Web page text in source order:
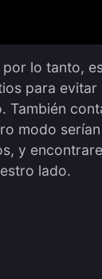
lo tanto,
para evitar
modo
y
lado.